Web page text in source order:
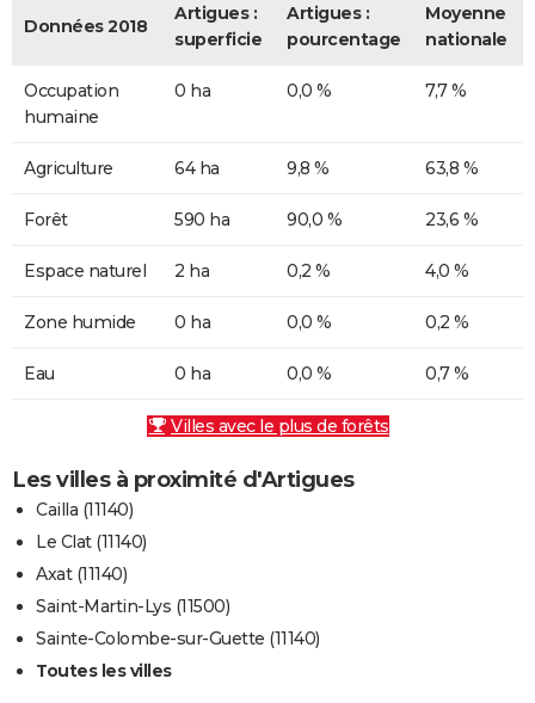
Données 2018
Artigues :
superficie
Artigues :
pourcentage
Moyenne
nationale
Occupation
humaine
0 ha 0,0 % 7,7 %
Agriculture 64 ha 9,8 % 63,8 %
Forêt 590 ha 90,0 % 23,6 %
Espace naturel 2 ha 0,2 % 4,0 %
Zone humide 0 ha 0,0 % 0,2 %
Eau 0 ha 0,0 % 0,7 %
Villes avec le plus de forêts
Les villes à proximité d'Artigues
Cailla (11140)
Le Clat (11140)
Axat (11140)
Saint-Martin-Lys (11500)
Sainte-Colombe-sur-Guette (11140)
Toutes les villes